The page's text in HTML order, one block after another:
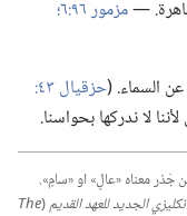
—‏مزمور ٩٦:‏٦؛‏
عن السماء.‏ (‏
لا ندركها بحواسنا.‏
جَذر معناه «عالٍ» او «سامٍ».‏
الجديد للعهد القديم(‏
The